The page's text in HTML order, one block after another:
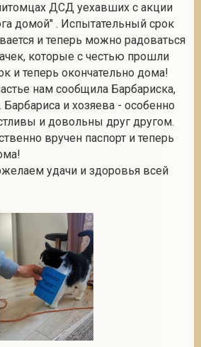
ДСД уехавших с акции
домой" . Испытательный срок
и теперь можно радоваться
которые с честью прошли
и теперь окончательно дома!
нам сообщила Барбариска,
Барбариса и хозяева - особенно
и довольны друг другом.
вручен паспорт и теперь
удачи и здоровья всей